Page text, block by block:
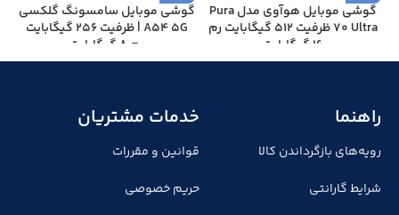
گوشی موبایل هوآوی مدل Pura
70 Ultra ظرفیت 512 گیگابایت رم
16 گیگابایت
گوشی موبايل سامسونگ گلکسی
A54 5G | ظرفیت 256 گیگابایت
رم 8 گیگابایت
راهنما
رویه‌های بازگرداندن کالا
شرایط گارانتی
خدمات مشتریان
قوانین و مقررات
حریم خصوصی